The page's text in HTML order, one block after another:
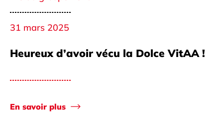
31 mars 2025
Heureux d’avoir vécu la Dolce VitAA !
En savoir plus